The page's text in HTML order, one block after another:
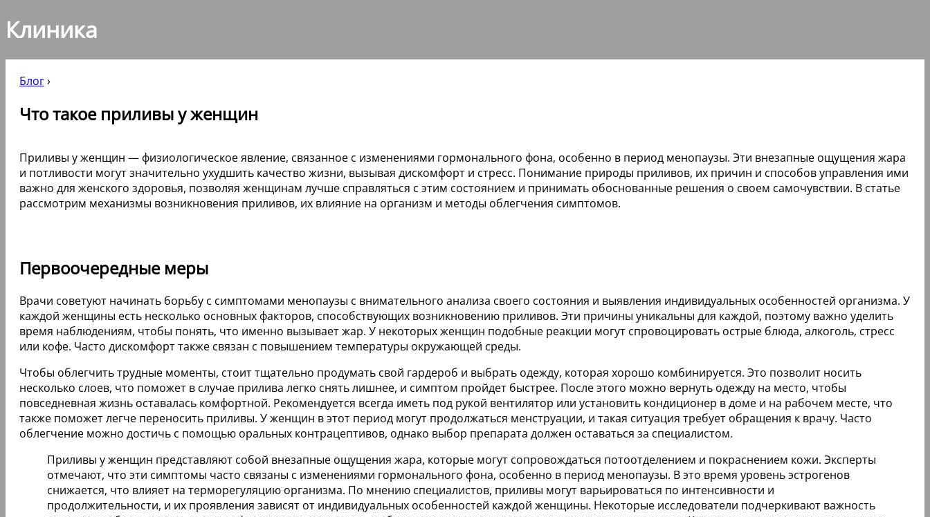
Клиника
Блог›
Что такое приливы у женщин
Приливы у женщин — физиологическое явление, связанное с изменениями гормонального фона, особенно в период менопаузы. Эти внезапные ощущения жара
и потливости могут значительно ухудшить качество жизни, вызывая дискомфорт и стресс. Понимание природы приливов, их причин и способов управления ими
важно для женского здоровья, позволяя женщинам лучше справляться с этим состоянием и принимать обоснованные решения о своем самочувствии. В статье
рассмотрим механизмы возникновения приливов, их влияние на организм и методы облегчения симптомов.
Первоочередные меры
Врачи советуют начинать борьбу с симптомами менопаузы с внимательного анализа своего состояния и выявления индивидуальных особенностей организма. У
каждой женщины есть несколько основных факторов, способствующих возникновению приливов. Эти причины уникальны для каждой, поэтому важно уделить
время наблюдениям, чтобы понять, что именно вызывает жар. У некоторых женщин подобные реакции могут спровоцировать острые блюда, алкоголь, стресс
или кофе. Часто дискомфорт также связан с повышением температуры окружающей среды.
Чтобы облегчить трудные моменты, стоит тщательно продумать свой гардероб и выбрать одежду, которая хорошо комбинируется. Это позволит носить
несколько слоев, что поможет в случае прилива легко снять лишнее, и симптом пройдет быстрее. После этого можно вернуть одежду на место, чтобы
повседневная жизнь оставалась комфортной. Рекомендуется всегда иметь под рукой вентилятор или установить кондиционер в доме и на рабочем месте, что
также поможет легче переносить приливы. У женщин в этот период могут продолжаться менструации, и такая ситуация требует обращения к врачу. Часто
облегчение можно достичь с помощью оральных контрацептивов, однако выбор препарата должен оставаться за специалистом.
Приливы у женщин представляют собой внезапные ощущения жара, которые могут сопровождаться потоотделением и покраснением кожи. Эксперты
отмечают, что эти симптомы часто связаны с изменениями гормонального фона, особенно в период менопаузы. В это время уровень эстрогенов
снижается, что влияет на терморегуляцию организма. По мнению специалистов, приливы могут варьироваться по интенсивности и
продолжительности, и их проявления зависят от индивидуальных особенностей каждой женщины. Некоторые исследователи подчеркивают важность